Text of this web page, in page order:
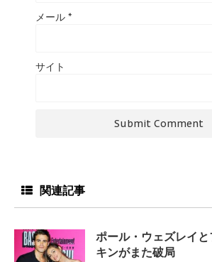
メール *
サイト
関連記事
ポール・ウェズレイ
キンがまた破局